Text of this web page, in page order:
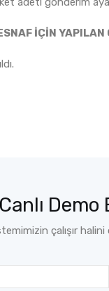
İÇİN YAPILAN
Canlı
çalışır